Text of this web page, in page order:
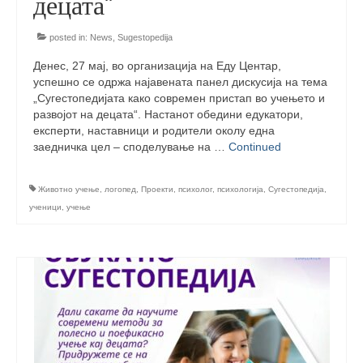
Applied Arts Skopje, Photography – Day 1 |
Applied Arts Skopje, Photography – Day 2 |
Orienteering
Applied Arts Skopje, Photography – Day 3 |
FRIENDLY MATCH
Applied Arts Skopje, Photography – Day 4 |
CULTART project
Coming Soon: A Cultural Revolution Begins!
Cultart Book
posted in: News Sugestopedija
Денес, 27 мај, во организација на Еду Центар,
успешно се одржа најавената панел дискусија на тема
„Сугестопедијата како современ пристап во учењето и
развојот на децата“. Настанот обедини едукатори,
експерти, наставници и родители околу една
заедничка цел – споделување на … Continued
Животно учење логопед Проекти психолог, психологија Сугестопедија
ученици
учење